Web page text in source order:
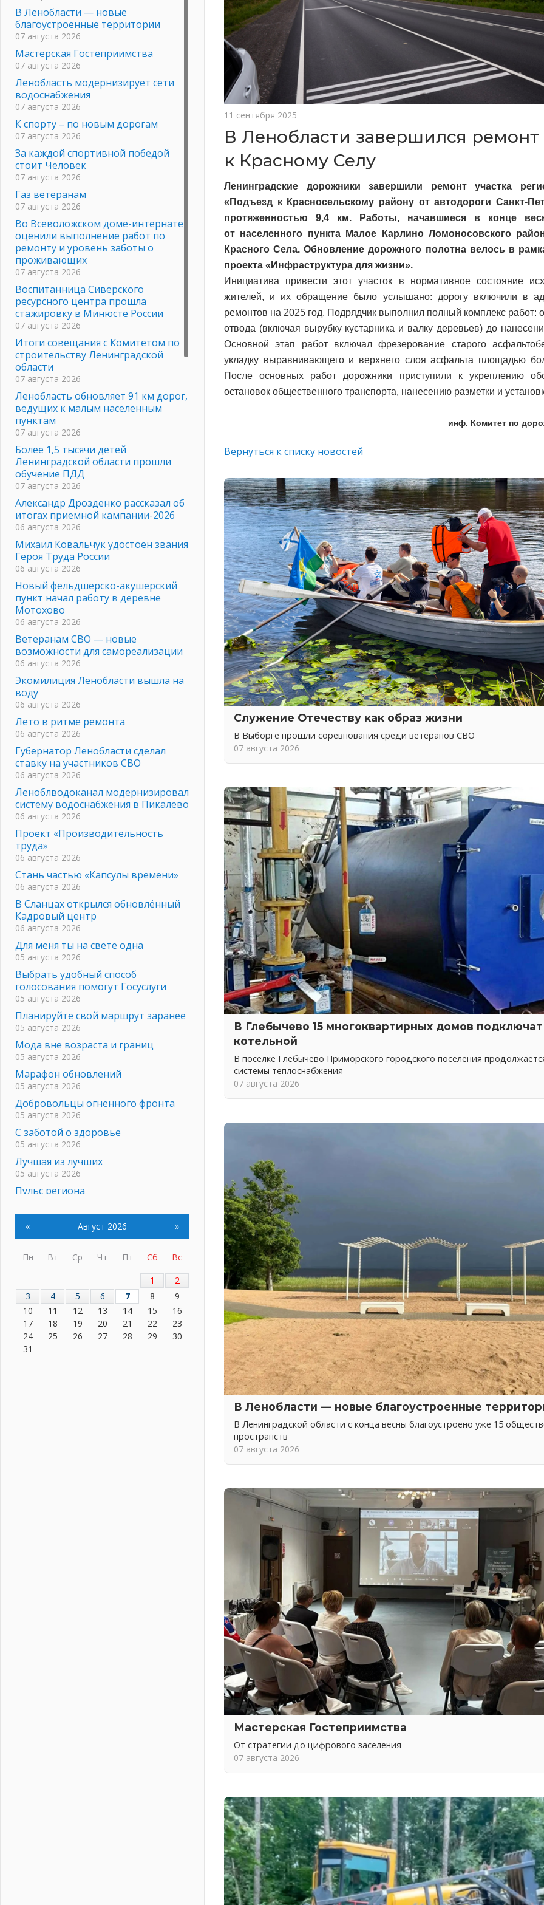
11 сентября 2025
В Ленобласти завершился
к Красному Селу
Ленинградские дорожники завершили ремонт участка
«Подъезд к Красносельскому району от автодороги Санкт-
протяженностью 9,4 км. Работы, начавшиеся в конце
от населенного пункта Малое Карлино Ломоносовского
Красного Села. Обновление дорожного полотна велось в
проекта «Инфраструктура для жизни».
Инициатива привести этот участок в нормативное состояние
жителей, и их обращение было услышано: дорогу включили в
ремонтов на 2025 год. Подрядчик выполнил полный комплекс работ:
отвода (включая вырубку кустарника и валку деревьев) до
Основной этап работ включал фрезерование старого
укладку выравнивающего и верхнего слоя асфальта площадью
После основных работ дорожники приступили к укреплению
остановок общественного транспорта, нанесению разметки и
инф. Комитет по
Вернуться к списку новостей
Служение Отечеству как образ жизни
В Выборге прошли соревнования среди ветеранов СВО
07 августа 2026
В Глебычево 15 многоквартирных домов подключат
котельной
В поселке Глебычево Приморского городского поселения
системы теплоснабжения
07 августа 2026
В Ленобласти — новые благоустроенные
В Ленинградской области с конца весны благоустроено уже 15
пространств
07 августа 2026
Мастерская Гостеприимства
От стратегии до цифрового заселения
07 августа 2026
В Ленобласти — новые
благоустроенные территории
07 августа 2026
Мастерская Гостеприимства
07 августа 2026
Ленобласть модернизирует сети
водоснабжения
07 августа 2026
К спорту – по новым дорогам
07 августа 2026
За каждой спортивной победой
стоит Человек
07 августа 2026
Газ ветеранам
07 августа 2026
Во Всеволожском доме-интернате
оценили выполнение работ по
ремонту и уровень заботы о
проживающих
07 августа 2026
Воспитанница Сиверского
ресурсного центра прошла
стажировку в Минюсте России
07 августа 2026
Итоги совещания с Комитетом по
строительству Ленинградской
области
07 августа 2026
Ленобласть обновляет 91 км дорог,
ведущих к малым населенным
пунктам
07 августа 2026
Более 1,5 тысячи детей
Ленинградской области прошли
обучение ПДД
07 августа 2026
Александр Дрозденко рассказал об
итогах приемной кампании-2026
06 августа 2026
Михаил Ковальчук удостоен звания
Героя Труда России
06 августа 2026
Новый фельдшерско-акушерский
пункт начал работу в деревне
Мотохово
06 августа 2026
Ветеранам СВО — новые
возможности для самореализации
06 августа 2026
Экомилиция Ленобласти вышла на
воду
06 августа 2026
Лето в ритме ремонта
06 августа 2026
Губернатор Ленобласти сделал
ставку на участников СВО
06 августа 2026
Леноблводоканал модернизировал
систему водоснабжения в Пикалево
06 августа 2026
Проект «Производительность
труда»
06 августа 2026
Стань частью «Капсулы времени»
06 августа 2026
В Сланцах открылся обновлённый
Кадровый центр
06 августа 2026
Для меня ты на свете одна
05 августа 2026
Выбрать удобный способ
голосования помогут Госуслуги
05 августа 2026
Планируйте свой маршрут заранее
05 августа 2026
Мода вне возраста и границ
05 августа 2026
Марафон обновлений
05 августа 2026
Добровольцы огненного фронта
05 августа 2026
С заботой о здоровье
05 августа 2026
Лучшая из лучших
05 августа 2026
Пульс региона
каждого ведомства и
05 августа 2026
Вдохновлять, просвещать и
05 августа 2026
Не оставят в беде
05 августа 2026
На лидирующих позициях
04 августа 2026
« Август 2026 »
Пн Вт Ср Чт Пт Сб
Вс
1
2
3
4 5 6 7 8
9
10
11 12 13 14 15
16
17
18 19 20 21 22
23
24
25 26 27 28 29
30
31